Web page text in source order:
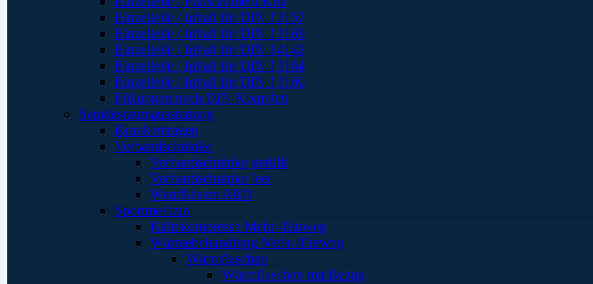
Einzelteile / Inhalt für DIN 13157
Einzelteile / Inhalt für DIN 13169
Einzelteile / Inhalt für DIN 14142
Einzelteile / Inhalt für DIN 13164
Einzelteile / Inhalt für DIN 13160
Füllungen nach DIN Komplett
Sanitätsraumausstattung
Krankentragen
Verbandschränke
Verbandschränke gefüllt
Verbandschränke leer
Wandkästen AED
Sportmedizin
Kältekompresse Mehr-/Einweg
Wärmebehandlung Mehr-/Einweg
Wärmflaschen
Wärmflaschen mit Bezug